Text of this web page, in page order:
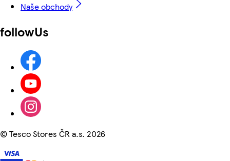
Naše obchody
followUs
©Tesco Stores ČR a.s. 2026